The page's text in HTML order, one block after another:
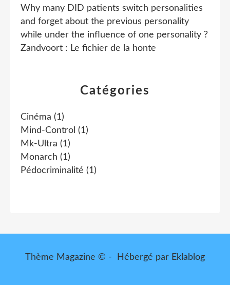
Catégories
Cinéma (1)
Mind-Control (1)
Mk-Ultra (1)
Monarch (1)
Pédocriminalité (1)
Why many DID patients switch personalities
and forget about the previous personality
while under the influence of one personality ?
Zandvoort : Le fichier de la honte
Thème Magazine © - Hébergé par Eklablog